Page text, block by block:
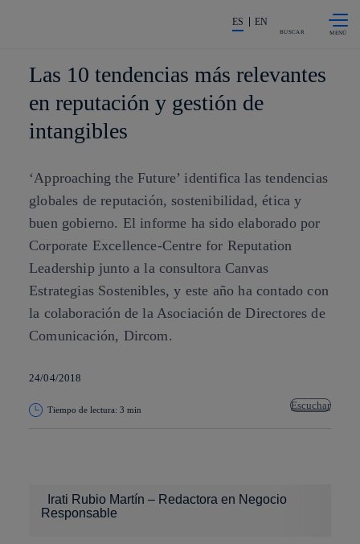
La acción en accionistas e
ES EN
BUSCAR
Las 10 tendencias más relevantes
en reputación y gestión de
intangibles
‘Approaching the Future’ identifica las tendencias
globales de reputación, sostenibilidad, ética y
buen gobierno. El informe ha sido elaborado por
Corporate Excellence-Centre for Reputation
Leadership junto a la consultora Canvas
Estrategias Sostenibles, y este año ha contado con
la colaboración de la Asociación de Directores de
Comunicación, Dircom.
24/04/2018
Tiempo de lectura: 3 min Escuchar
Irati Rubio Martín – Redactora en Negocio
Responsable